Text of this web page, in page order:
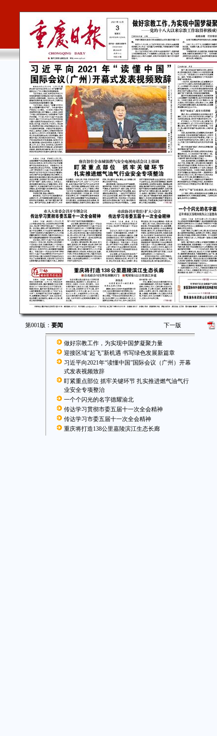
第001版： 要闻 下一版
做好宗教工作，为实现中国梦凝聚力量
迎接区域“起飞”新机遇 书写绿色发展新篇章
习近平向2021年“读懂中国”国际会议（广州）开幕
式发表视频致辞
盯紧重点部位 抓牢关键环节 扎实推进燃气油气行
业安全专项整治
一个个闪光的名字德耀渝北
传达学习贯彻市委五届十一次全会精神
传达学习市委五届十一次全会精神
重庆将打造138公里嘉陵滨江生态长廊